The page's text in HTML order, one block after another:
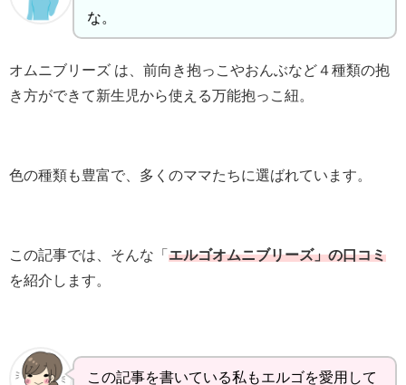
な。
オムニブリーズ は、前向き抱っこやおんぶなど４種類の抱
き方ができて新生児から使える万能抱っこ紐。
色の種類も豊富で、多くのママたちに選ばれています。
この記事では、そんな「 エルゴオムニブリーズ」の口コミ
を紹介します。
この記事を書いている私もエルゴを愛用して